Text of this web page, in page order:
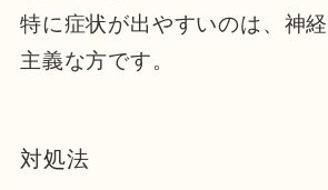
特に症状が出やすいのは、神
主義な方です。
対処法